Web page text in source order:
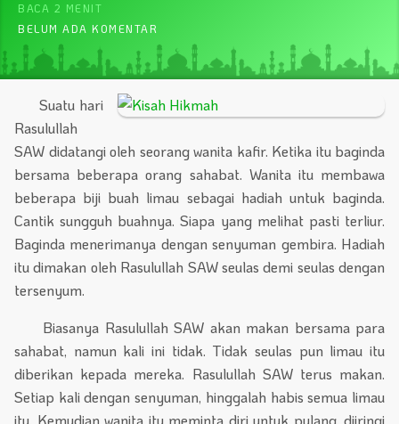
BACA 2 MENIT
BELUM ADA KOMENTAR
Suatu hari
Rasulullah
SAW didatangi oleh seorang wanita kafir. Ketika itu baginda
bersama beberapa orang sahabat. Wanita itu membawa
beberapa biji buah limau sebagai hadiah untuk baginda.
Cantik sungguh buahnya. Siapa yang melihat pasti terliur.
Baginda menerimanya dengan senyuman gembira. Hadiah
itu dimakan oleh Rasulullah SAW seulas demi seulas dengan
tersenyum.
Biasanya Rasulullah SAW akan makan bersama para
sahabat, namun kali ini tidak. Tidak seulas pun limau itu
diberikan kepada mereka. Rasulullah SAW terus makan.
Setiap kali dengan senyuman, hinggalah habis semua limau
itu. Kemudian wanita itu meminta diri untuk pulang, diiringi